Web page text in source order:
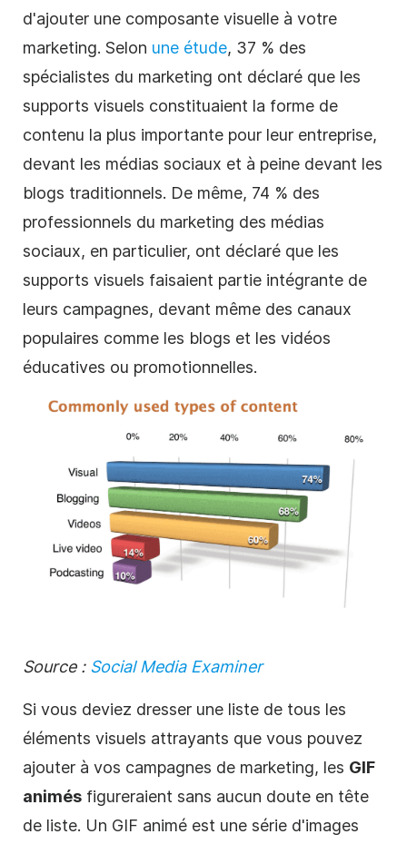
d'ajouter une composante visuelle à votre
marketing. Selon une étude, 37 % des
spécialistes du marketing ont déclaré que les
supports visuels constituaient la forme de
contenu la plus importante pour leur entreprise,
devant les médias sociaux et à peine devant les
blogs traditionnels. De même, 74 % des
professionnels du marketing des médias
sociaux, en particulier, ont déclaré que les
supports visuels faisaient partie intégrante de
leurs campagnes, devant même des canaux
populaires comme les blogs et les vidéos
éducatives ou promotionnelles.
Source : Social Media Examiner
Si vous deviez dresser une liste de tous les
éléments visuels attrayants que vous pouvez
ajouter à vos campagnes de marketing, les GIF
animés figureraient sans aucun doute en tête
de liste. Un GIF animé est une série d'images